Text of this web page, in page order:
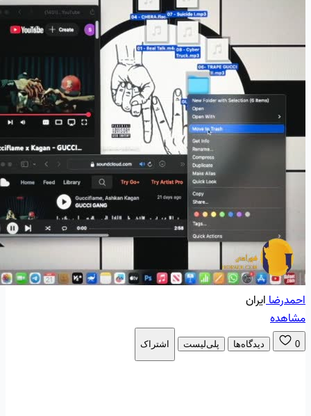
احمدرضاایران
مشاهده
0 دیدگاه‌ها پلی‌لیست اشتراک